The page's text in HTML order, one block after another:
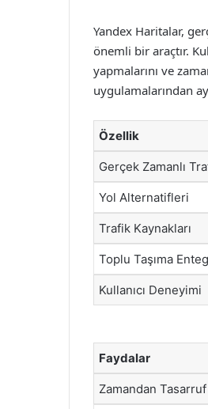
Yandex Haritalar,
önemli bir araçtır.
yapmalarını ve
uygulamalarından
Özellik
Gerçek Zamanlı
Yol Alternatifleri
Trafik Kaynakları
Toplu Taşıma
Kullanıcı Deneyimi
Faydalar
Zamandan Tasarruf